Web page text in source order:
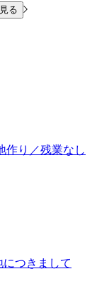
る
作り／残業なし
つきまして